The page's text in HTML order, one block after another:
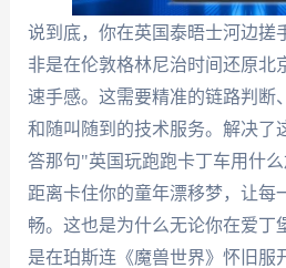
说到底，你在英国泰晤士河边搓
非是在伦敦格林尼治时间还原北
速手感。这需要精准的链路判断
和随叫随到的技术服务。解决了
答那句"英国玩跑跑卡丁车用什
距离卡住你的童年漂移梦，让每
畅。这也是为什么无论你在爱丁
是在珀斯连《魔兽世界》怀旧服